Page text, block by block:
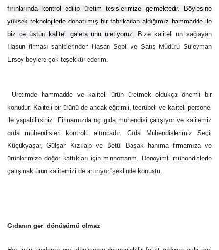
fırınlarında kontrol edilip üretim tesislerimize gelmektedir. Böylesine
yüksek teknolojilerle donatılmış bir fabrikadan aldığımız hammadde ile
biz de üstün kaliteli galeta unu üretiyoruz.
Bize kaliteli un sağlayan
Hasun firması sahiplerinden Hasan Sepil ve Satış Müdürü Süleyman
Ersoy beylere çok teşekkür ederim.
Üretimde hammadde ve kaliteli ürün üretmek oldukça önemli bir
konudur. Kaliteli bir ürünü de ancak eğitimli, tecrübeli ve kaliteli personel
ile yapabilirsiniz. Firmamızda üç gıda mühendisi çalışıyor ve kalitemiz
gıda mühendisleri kontrolü altındadır. Gıda Mühendislerimiz Seçil
Küçükyaşar, Gülşah Kızılalp ve Betül Başak hanıma firmamıza ve
ürünlerimize değer kattıkları için minnettarım. Deneyimli mühendislerle
çalışmak ürün kalitemizi de artırıyor.”şeklinde konuştu.
Gıdanın geri dönüşümü olmaz